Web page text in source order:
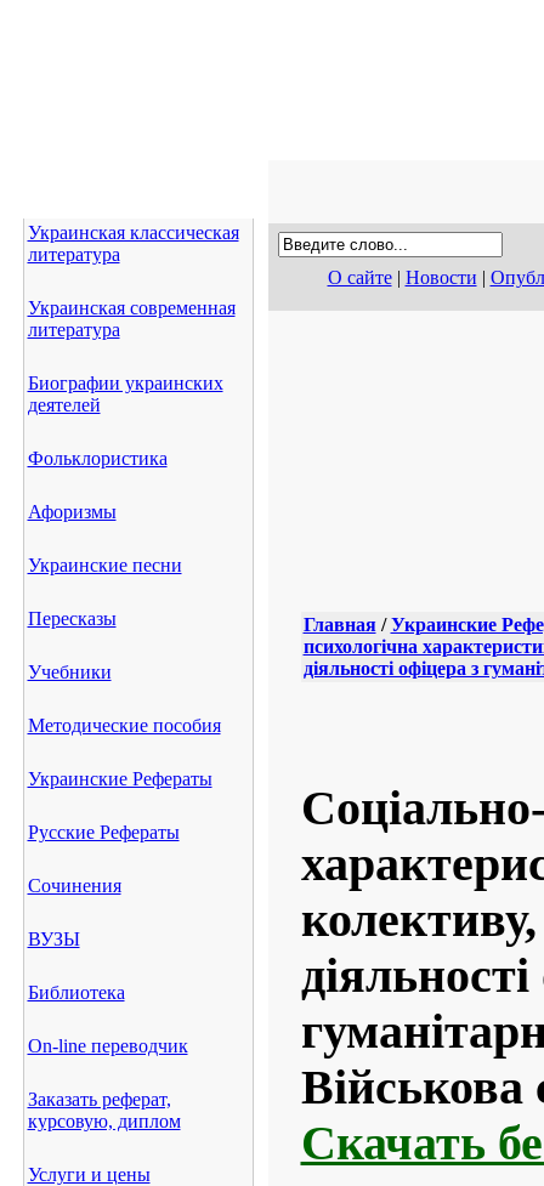
Украинская классическая
литература
Украинская современная
литература
Биографии украинских
деятелей
Фольклористика
Афоризмы
Украинские песни
Пересказы
Учебники
Методические пособия
Украинские Рефераты
Русские Рефераты
Сочинения
ВУЗЫ
Библиотека
On-line переводчик
Заказать реферат,
курсовую, диплом
Услуги и цены
О сайте| Новости |
Главная/Украинские
психологічна
діяльності офіцера з
Скачать